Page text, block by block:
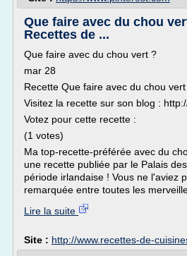
Que faire avec du chou
Recettes de ...
Que faire avec du chou vert ?
mar 28
Recette Que faire avec du chou
Visitez la recette sur son blog :
Votez pour cette recette :
(1 votes)
Ma top-recette-préférée avec du
une recette publiée par le Palais
période irlandaise ! Vous ne l'aviez
remarquée entre toutes les
Lire la suite
Site : http://www.recettes-de-